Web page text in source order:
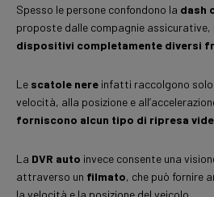
Spesso le persone confondono la dash
proposte dalle compagnie assicurative,
dispositivi completamente diversi
Le scatole nere infatti raccolgono
velocità, alla posizione e
forniscono alcun tipo di ripresa
La DVR auto invece consente una
attraverso un filmato, che può fornire